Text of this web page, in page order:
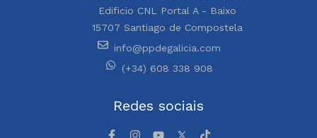
Edificio CNL Portal A - Baixo
15707 Santiago de Compostela
info@ppdegalicia.com
(+34) 608 338 908
Redes sociais